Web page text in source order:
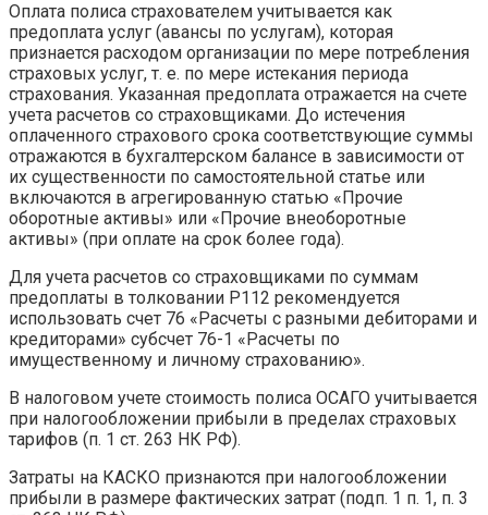
Оплата полиса страхователем учитывается как
предоплата услуг (авансы по услугам), которая
признается расходом организации по мере потребления
страховых услуг, т. е. по мере истекания периода
страхования. Указанная предоплата отражается на счете
учета расчетов со страховщиками. До истечения
оплаченного страхового срока соответствующие суммы
отражаются в бухгалтерском балансе в зависимости от
их существенности по самостоятельной статье или
включаются в агрегированную статью «Прочие
оборотные активы» или «Прочие внеоборотные
активы» (при оплате на срок более года).
Для учета расчетов со страховщиками по суммам
предоплаты в толковании Р112 рекомендуется
использовать счет 76 «Расчеты с разными дебиторами и
кредиторами» субсчет 76-1 «Расчеты по
имущественному и личному страхованию».
В налоговом учете стоимость полиса ОСАГО учитывается
при налогообложении прибыли в пределах страховых
тарифов (п. 1 ст. 263 НК РФ).
Затраты на КАСКО признаются при налогообложении
прибыли в размере фактических затрат (подп. 1 п. 1, п. 3